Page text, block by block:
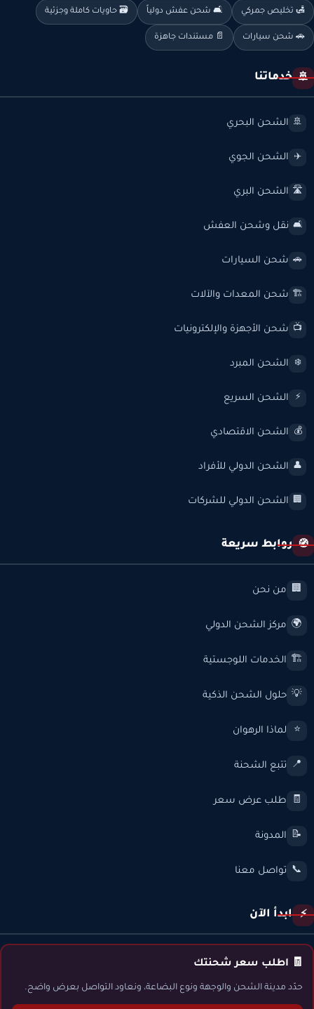
🛃 تخليص جمركي 🛋️ شحن عفش دولياً 🗃️ حاويات كاملة وجزئية
🚗 شحن سيارات 📄 مستندات جاهزة
🚢 خدماتنا
🚢 الشحن البحري
✈️ الشحن الجوي
🛣️ الشحن البري
🛋️ نقل وشحن العفش
🚗 شحن السيارات
🏗️ شحن المعدات والآلات
📺 شحن الأجهزة والإلكترونيات
❄️ الشحن المبرد
⚡ الشحن السريع
💰 الشحن الاقتصادي
👤 الشحن الدولي للأفراد
🏢 الشحن الدولي للشركات
🧭 روابط سريعة
🏢 من نحن
🌍 مركز الشحن الدولي
🏗️ الخدمات اللوجستية
💡 حلول الشحن الذكية
⭐ لماذا الرهوان
📍 تتبع الشحنة
🧾 طلب عرض سعر
📝 المدونة
📞 تواصل معنا
⚡ ابدأ الآن
🧾 اطلب سعر شحنتك
حدّد مدينة الشحن والوجهة ونوع البضاعة، ونعاود التواصل بعرض واضح.